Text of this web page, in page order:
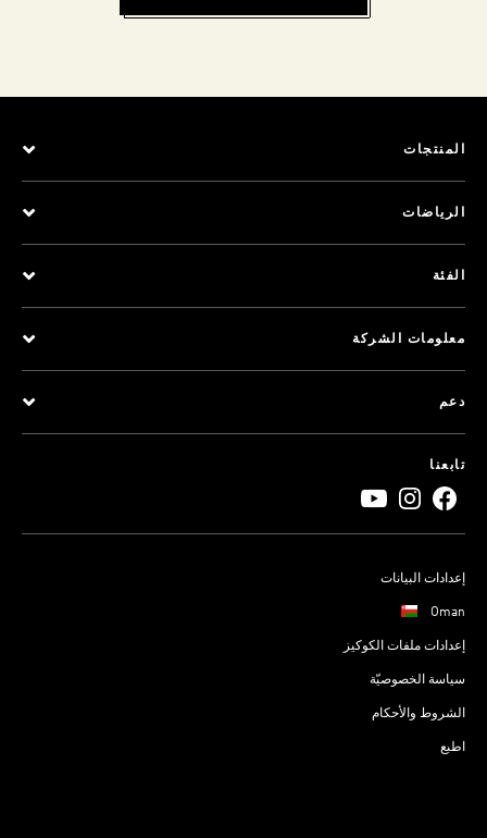
المنتجات
الرياضات
الفئة
معلومات الشركة
دعم
تابعنا
إعدادات البيانات
Oman
إعدادات ملفات الكوكيز
سياسة الخصوصيّة
الشروط والأحكام
اطبع